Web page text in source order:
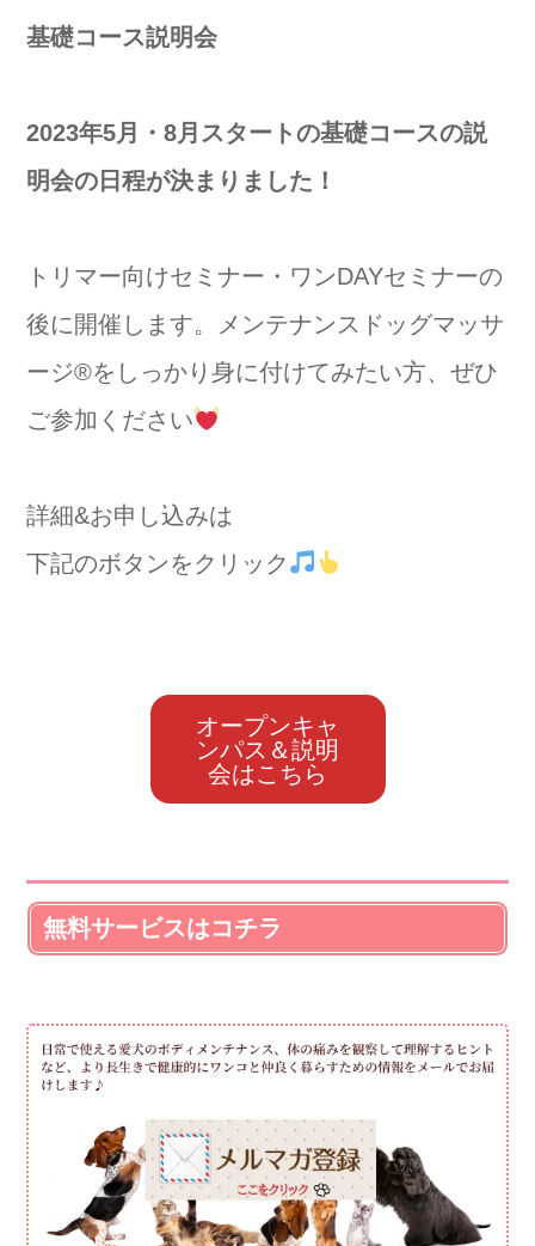
基礎コース説明会
2023年5月・8月スタートの基礎コースの説
明会の日程が決まりました！
トリマー向けセミナー・ワンDAYセミナーの
後に開催します。メンテナンスドッグマッサ
ージ®️をしっかり身に付けてみたい方、ぜひ
ご参加ください
詳細&お申し込みは
下記のボタンをクリック
オープンキャ
ンパス＆説明
会はこちら
無料サービスはコチラ